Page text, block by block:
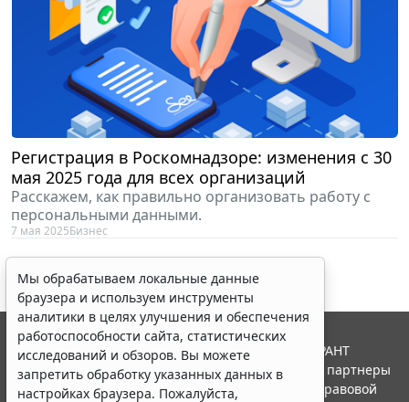
Регистрация в Роскомнадзоре: изменения с 30
мая 2025 года для всех организаций
Расскажем, как правильно организовать работу с
персональными данными.
7 мая 2025Бизнес
Мы обрабатываем локальные данные
браузера и используем инструменты
аналитики в целях улучшения и обеспечения
работоспособности сайта, статистических
исследований и обзоров. Вы можете
запретить обработку указанных данных в
настройках браузера. Пожалуйста,
© ООО "НПП "ГАРАНТ-СЕРВИС", 2026. Система ГАРАНТ
выпускается с 1990 года. Компания "Гарант" и ее партнеры
являются участниками Российской ассоциации правовой